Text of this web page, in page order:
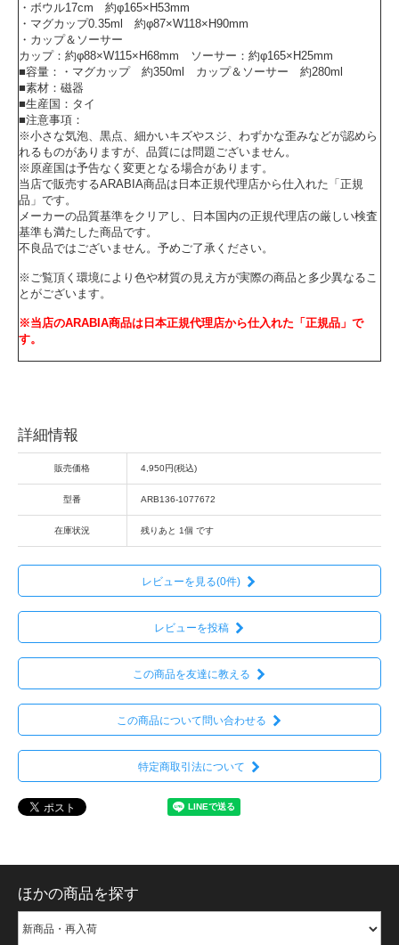
・ボウル17cm 約φ165×H53mm
・マグカップ0.35ml 約φ87×W118×H90mm
・カップ＆ソーサー
カップ：約φ88×W115×H68mm ソーサー：約φ165×H25mm
■容量：・マグカップ 約350ml カップ＆ソーサー 約280ml
■素材：磁器
■生産国：タイ
■注意事項：
※小さな気泡、黒点、細かいキズやスジ、わずかな歪みなどが認めら
れるものがありますが、品質には問題ございません。
※原産国は予告なく変更となる場合があります。
当店で販売するARABIA商品は日本正規代理店から仕入れた「正規
品」です。
メーカーの品質基準をクリアし、日本国内の正規代理店の厳しい検査
基準も満たした商品です。
不良品ではございません。予めご了承ください。
※ご覧頂く環境により色や材質の見え方が実際の商品と多少異なるこ
とがございます。
※当店のARABIA商品は日本正規代理店から仕入れた「正規品」で
す。
詳細情報
販売価格 4,950円(税込)
型番 ARB136-1077672
在庫状況 残りあと 1個 です
レビューを見る(0件)
レビューを投稿
この商品を友達に教える
この商品について問い合わせる
特定商取引法について
ほかの商品を探す